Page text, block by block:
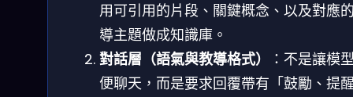
用可引用的片段、關鍵概念、以及對應
導主題做成知識庫。
對話層（語氣與教導格式）
：不是讓模
便聊天，而是要求回覆帶有「鼓勵、提